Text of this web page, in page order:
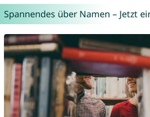
Spannendes über Namen – Jetzt